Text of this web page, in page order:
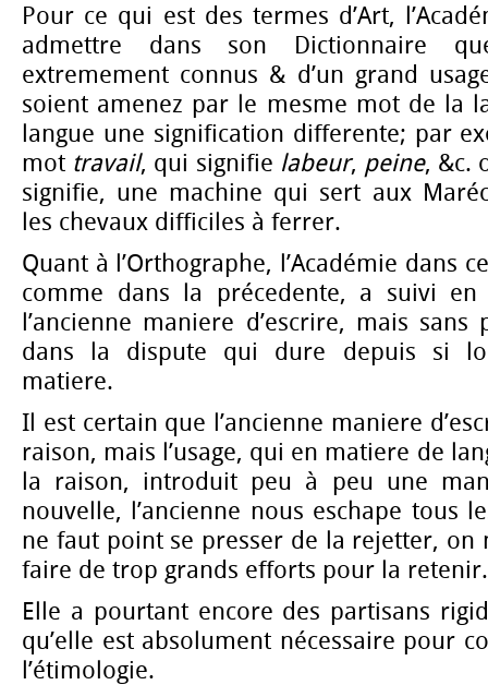
Pour ce qui est des termes d’Art,
admettre dans son Dictionnaire
extremement connus & d’un grand
soient amenez par le mesme mot de la
langue une signification differente; par
mot travail, qui signifie labeur, peine, &c.
signifie, une machine qui sert aux
les chevaux difficiles à ferrer.
Quant à l’Orthographe, l’Académie dans
comme dans la précedente, a suivi
l’ancienne maniere d’escrire, mais
dans la dispute qui dure depuis si
matiere.
Il est certain que l’ancienne maniere
raison, mais l’usage, qui en matiere de
la raison, introduit peu à peu une
nouvelle, l’ancienne nous eschape tous
ne faut point se presser de la rejetter, on
faire de trop grands efforts pour la retenir.
Elle a pourtant encore des partisans
qu’elle est absolument nécessaire pour
l’étimologie.